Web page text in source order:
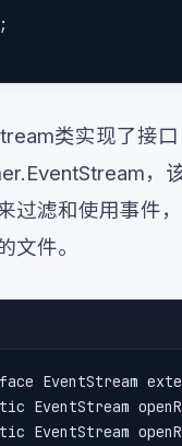
类实现了接口
，
过滤和使用事件
文件。
EventStream
EventStream
EventStream